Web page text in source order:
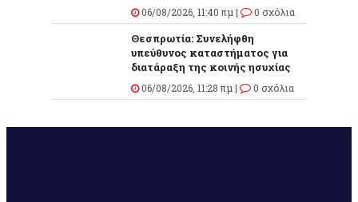
06/08/2026, 11:40 πμ | 0 σχόλια
Θεσπρωτία: Συνελήφθη
υπεύθυνος καταστήματος για
διατάραξη της κοινής ησυχίας
06/08/2026, 11:28 πμ | 0 σχόλια